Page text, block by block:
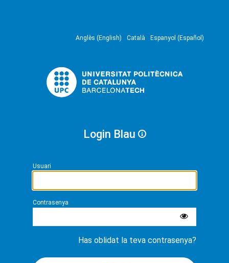
Anglès (English) Català Espanyol (Español)
Login Blau
Usuari
Contrasenya
Has oblidat la teva contrasenya?